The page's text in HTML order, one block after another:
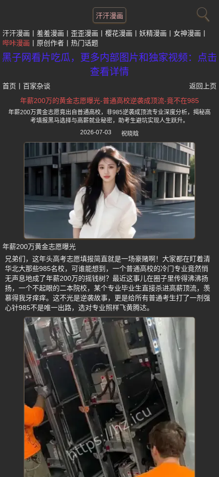
汗汗漫画
汗汗漫画 羞羞漫画 歪歪漫画 樱花漫画 妖精漫画
女神漫画
哔咔漫画
原创作者 热门话题
黑子网看片吃瓜，更多内部图片和独家视频：点击
查看详情
首页 百家杂谈
返回上页
年薪200万的黄金志愿曝光-普通高校逆袭成顶流-竟不在985
年薪200万黄金志愿竟出自普通高校，非985逆袭成顶流专业深度分析，揭秘高
考填报黑马选择与高薪就业秘密，助考生避坑实现人生跃升。
2026-07-03
祝晓晗
年薪200万黄金志愿曝光
兄弟们，这年头高考志愿填报简直就是一场豪赌啊！大家都在盯着清
华北大那些985名校，可谁能想到，一个普通高校的冷门专业竟然悄
无声息地成了年薪200万的摇钱树？最近这事儿在圈子里传得沸沸扬
扬，一个不起眼的二本院校，某个专业毕业生直接杀进高薪顶流，羡
慕得我牙痒痒。这不光是逆袭故事，更是给所有普通考生打了一剂强
心针985不是唯一出路，选对专业照样飞黄腾达。